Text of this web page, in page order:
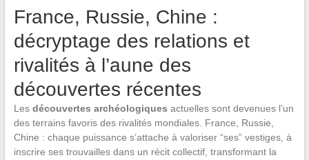
France, Russie, Chine :
décryptage des relations et
rivalités à l’aune des
découvertes récentes
Les découvertes archéologiques actuelles sont devenues l’un
des terrains favoris des rivalités mondiales. France, Russie,
Chine : chaque puissance s’attache à valoriser “ses” vestiges, à
inscrire ses trouvailles dans un récit collectif, transformant la